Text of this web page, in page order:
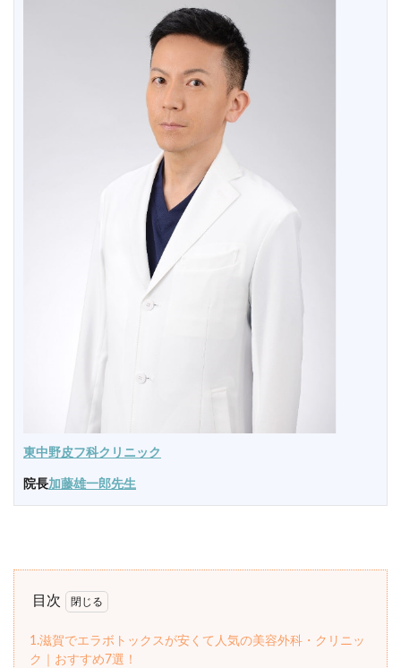
東中野皮フ科クリニック
院長加藤雄一郎先生
目次
1.滋賀でエラボトックスが安くて人気の美容外科・クリニッ
ク｜おすすめ7選！